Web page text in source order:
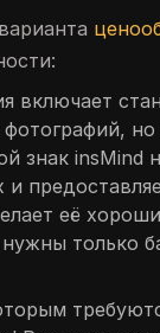
включает
знак insMind
её
только